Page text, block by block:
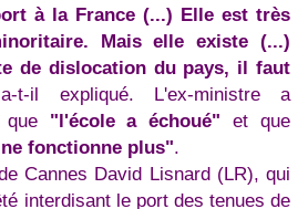
à la France (...) Elle est très
Mais elle existe (...)
de dislocation du pays, il faut
t-il expliqué. L'ex-ministre a
que "l'école a échoué" et que
fonctionne plus".
Cannes David Lisnard (LR), qui
interdisant le port des tenues de